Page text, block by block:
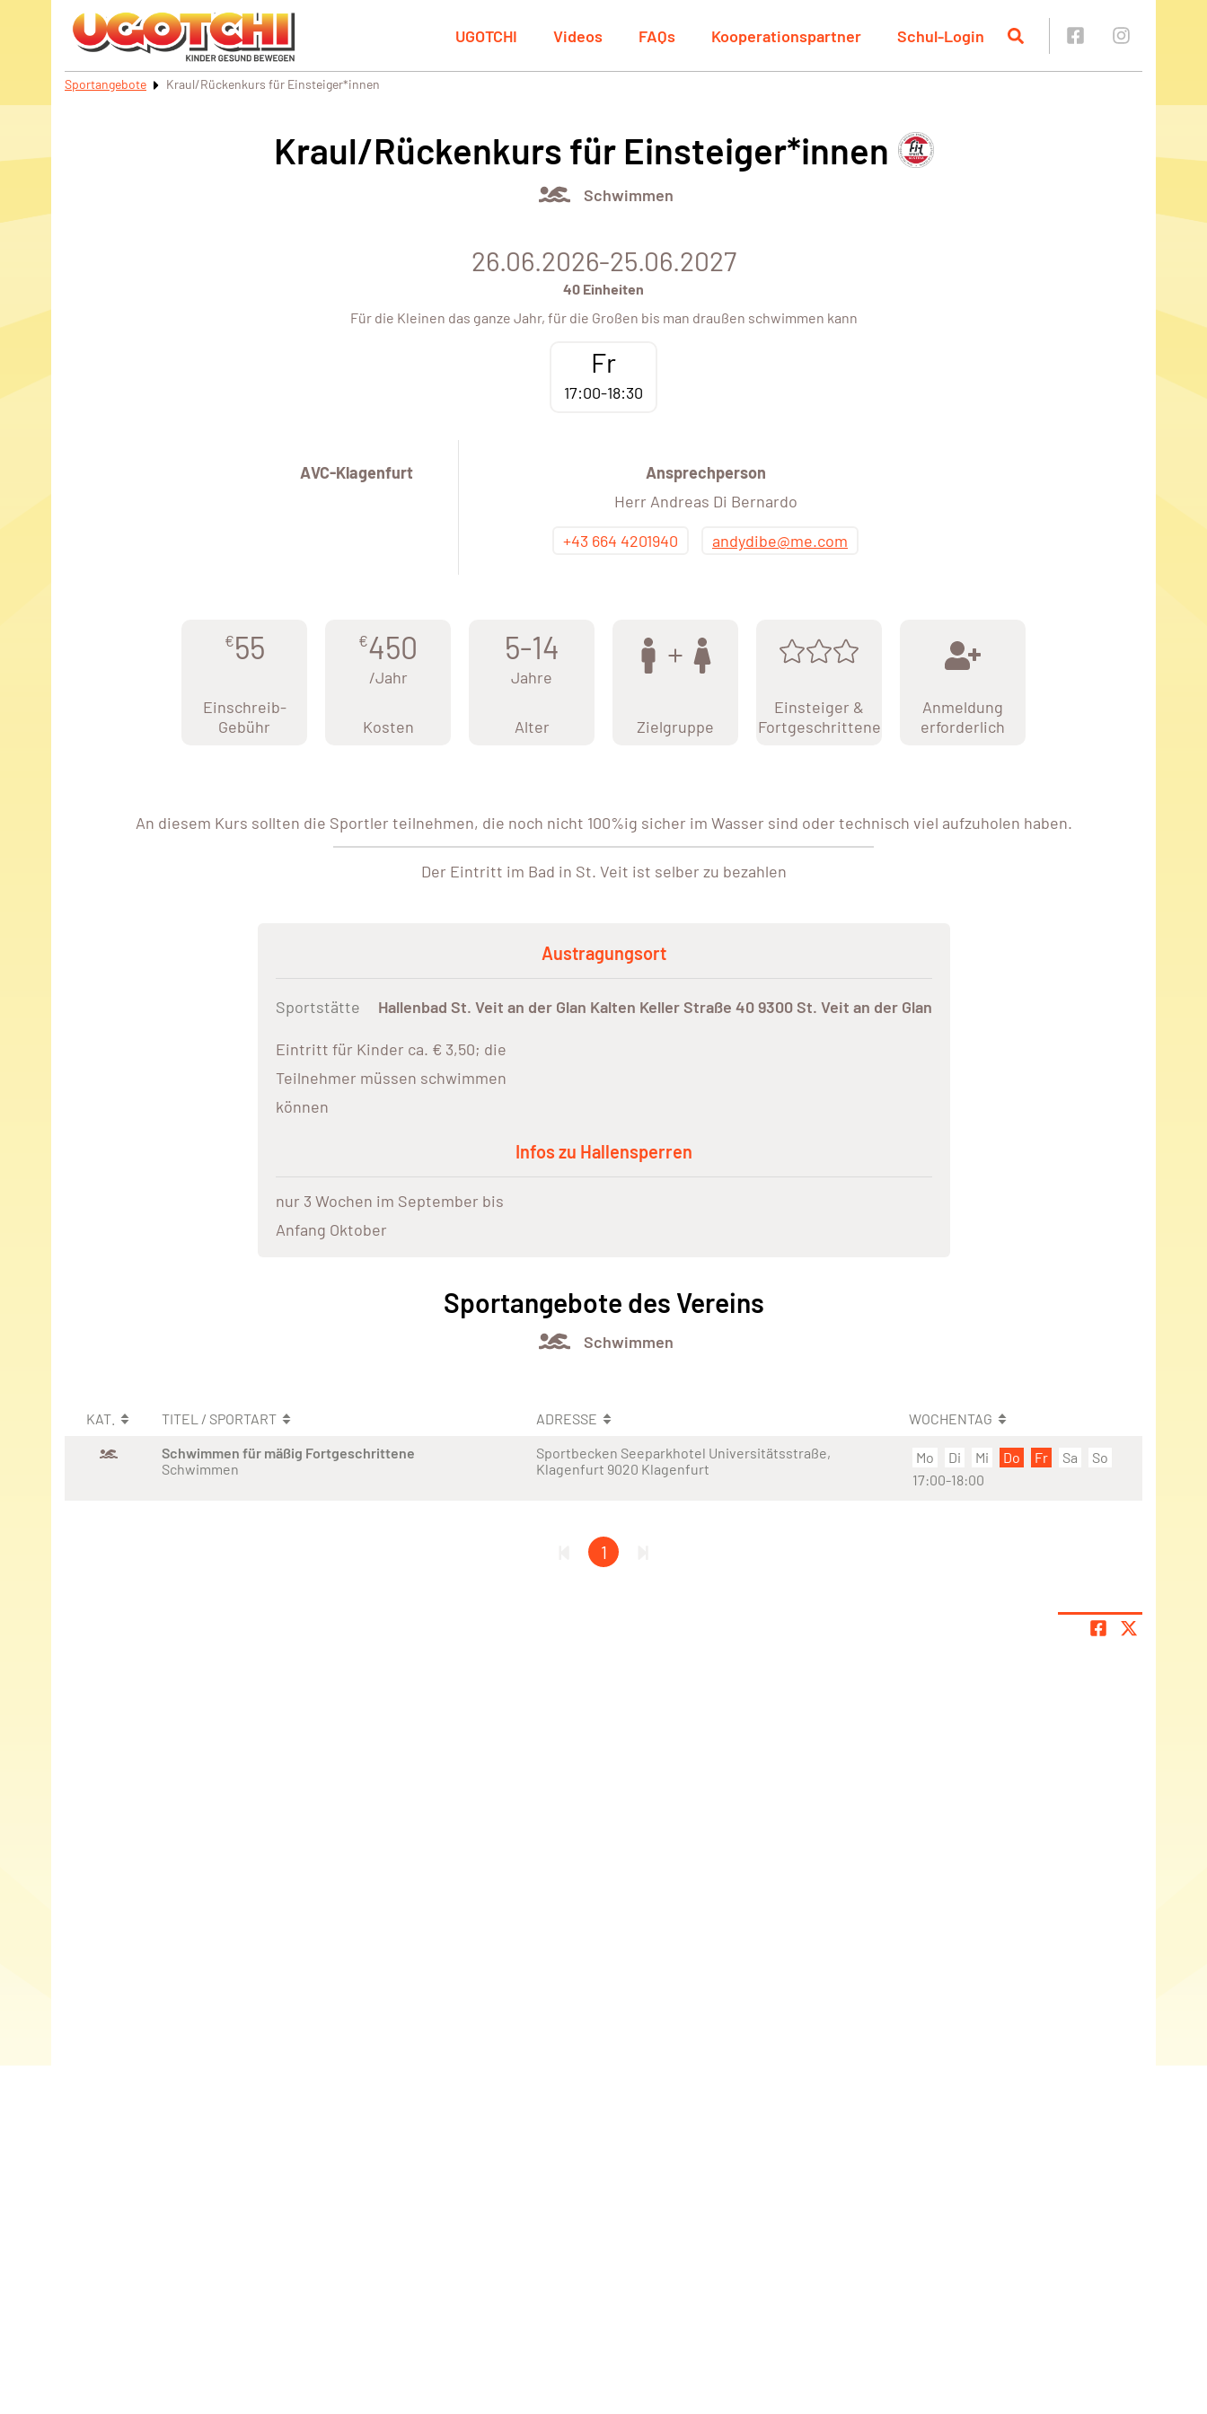
UGOTCHI Videos FAQs Kooperationspartner Schul-Login
Sportangebote Kraul/Rückenkurs für Einsteiger*innen
Kraul/Rückenkurs für Einsteiger*innen
Schwimmen
26.06.2026-25.06.2027
40 Einheiten
Für die Kleinen das ganze Jahr, für die Großen bis man draußen schwimmen kann
Fr
17:00-18:30
AVC-Klagenfurt
Ansprechperson
Herr Andreas Di Bernardo
+43 664 4201940
andydibe@me.com
€55
Einschreib-
Gebühr
€450
/Jahr
Kosten
5-14
Jahre
Alter Zielgruppe
Einsteiger &
Fortgeschrittene
Anmeldung
erforderlich
An diesem Kurs sollten die Sportler teilnehmen, die noch nicht 100%ig sicher im Wasser sind oder technisch viel aufzuholen haben.
Der Eintritt im Bad in St. Veit ist selber zu bezahlen
Austragungsort
Sportstätte Hallenbad St. Veit an der Glan Kalten Keller Straße 40 9300 St. Veit an der Glan
Eintritt für Kinder ca. € 3,50; die
Teilnehmer müssen schwimmen
können
Infos zu Hallensperren
nur 3 Wochen im September bis
Anfang Oktober
Sportangebote des Vereins
Schwimmen
KAT. TITEL / SPORTART ADRESSE
WOCHENTAG
Schwimmen für mäßig Fortgeschrittene
Schwimmen
Sportbecken Seeparkhotel Universitätsstraße,
Klagenfurt 9020 Klagenfurt
Mo Di Mi Do Fr Sa
So
17:00-18:00
1